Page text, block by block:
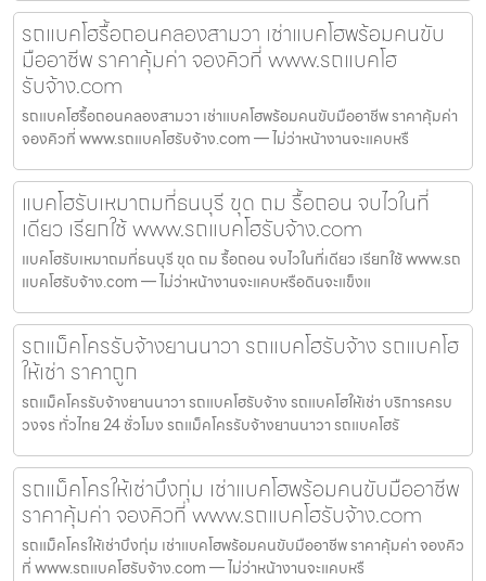
รถแบคโฮรื้อถอนคลองสามวา เช่าแบคโฮพร้อมคนขับ
มืออาชีพ ราคาคุ้มค่า จองคิวที่ www.รถแบคโฮ
รับจ้าง.com
รถแบคโฮรื้อถอนคลองสามวา เช่าแบคโฮพร้อมคนขับมืออาชีพ ราคาคุ้มค่า
จองคิวที่ www.รถแบคโฮรับจ้าง.com — ไม่ว่าหน้างานจะแคบหรื
แบคโฮรับเหมาถมที่ธนบุรี ขุด ถม รื้อถอน จบไวในที่
เดียว เรียกใช้ www.รถแบคโฮรับจ้าง.com
แบคโฮรับเหมาถมที่ธนบุรี ขุด ถม รื้อถอน จบไวในที่เดียว เรียกใช้ www.รถ
แบคโฮรับจ้าง.com — ไม่ว่าหน้างานจะแคบหรือดินจะแข็งแ
รถแม็คโครรับจ้างยานนาวา รถแบคโฮรับจ้าง รถแบคโฮ
ให้เช่า ราคาถูก
รถแม็คโครรับจ้างยานนาวา รถแบคโฮรับจ้าง รถแบคโฮให้เช่า บริการครบ
วงจร ทั่วไทย 24 ชั่วโมง รถแม็คโครรับจ้างยานนาวา รถแบคโฮรั
รถแม็คโครให้เช่าบึงกุ่ม เช่าแบคโฮพร้อมคนขับมืออาชีพ
ราคาคุ้มค่า จองคิวที่ www.รถแบคโฮรับจ้าง.com
รถแม็คโครให้เช่าบึงกุ่ม เช่าแบคโฮพร้อมคนขับมืออาชีพ ราคาคุ้มค่า จองคิว
ที่ www.รถแบคโฮรับจ้าง.com — ไม่ว่าหน้างานจะแคบหรื